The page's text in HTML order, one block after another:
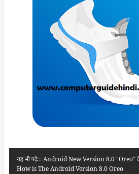
यह भी पढ़े : Android New Version 8.0 "Oreo" के
How is The Android Version 8.0 Oreo